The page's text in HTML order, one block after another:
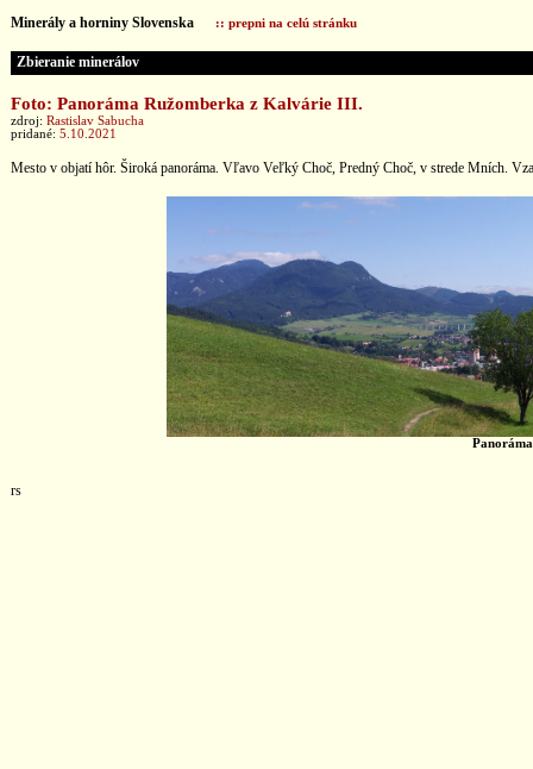
Minerály a horniny Slovenska :: prepni na celú stránku
Zbieranie minerálov
Foto: Panoráma Ružomberka z Kalvárie III.
zdroj: Rastislav Sabucha
pridané: 5.10.2021
Mesto v objatí hôr. Široká panoráma. Vľavo Veľký Choč, Predný Choč, v strede Mních.
rs